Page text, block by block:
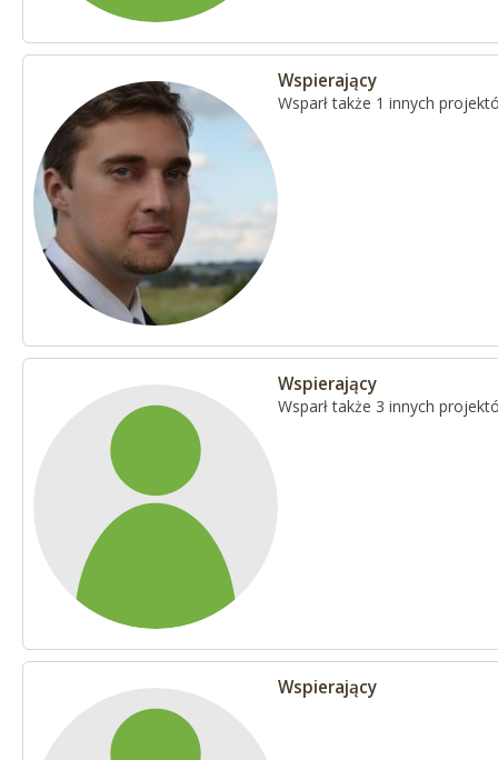
Wspierający
Wsparł także 1 innych
Wspierający
Wsparł także 3 innych
Wspierający